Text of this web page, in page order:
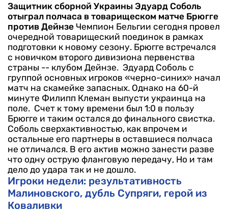
Защитник сборной Украины Эдуард Соболь
отыграл полчаса в товарищеском матче Брюгге
против Дейнзе Чемпион Бельгии сегодня провел
очередной товарищеский поединок в рамках
подготовки к новому сезону. Брюгге встречался
с новичком второго дивизиона первенства
страны -- клубом Дейнзе. Эдуард Соболь с
группой основных игроков «черно-синих» начал
матч на скамейке запасных. Однако на 60-й
минуте Филипп Клеман выпусти украинца на
поле. Счет к тому времени был 1:0 в пользу
Брюгге и таким остался до финального свистка.
Соболь сверхактивностью, как впрочем и
остальные его партнеры в оставшиеся полчаса
не отличался. В его актив можно занести разве
что одну острую фланговую передачу, Но и там
дело до удара так и не дошло.
Игроки недели: результативность
Малиновского, дубль Супряги, герой из
Коваливки